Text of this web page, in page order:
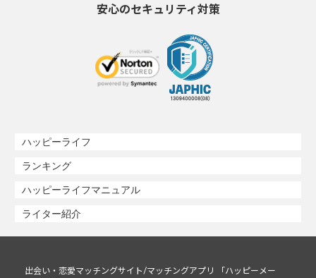
安心のセキュリティ対策
ハッピーライフ
ランキング
ハッピーライフマニュアル
ライター紹介
出会い・恋愛マッチングサイト/マッチングアプリ 「ハッピーメー